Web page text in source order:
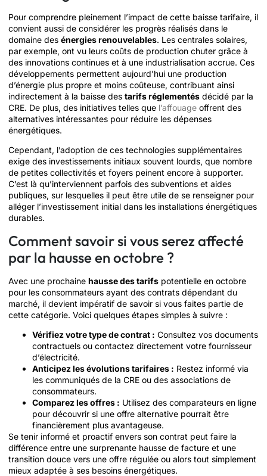
Pour comprendre pleinement l’impact de cette baisse tarifaire, il
convient aussi de considérer les progrès réalisés dans le
domaine des énergies renouvelables. Les centrales solaires,
par exemple, ont vu leurs coûts de production chuter grâce à
des innovations continues et à une industrialisation accrue. Ces
développements permettent aujourd’hui une production
d’énergie plus propre et moins coûteuse, contribuant ainsi
indirectement à la baisse des tarifs réglementés décidé par la
CRE. De plus, des initiatives telles que l’affouage offrent des
alternatives intéressantes pour réduire les dépenses
énergétiques.
Cependant, l’adoption de ces technologies supplémentaires
exige des investissements initiaux souvent lourds, que nombre
de petites collectivités et foyers peinent encore à supporter.
C’est là qu’interviennent parfois des subventions et aides
publiques, sur lesquelles il peut être utile de se renseigner pour
alléger l’investissement initial dans les installations énergétiques
durables.
Comment savoir si vous serez affecté
par la hausse en octobre ?
Avec une prochaine hausse des tarifs potentielle en octobre
pour les consommateurs ayant des contrats dépendant du
marché, il devient impératif de savoir si vous faites partie de
cette catégorie. Voici quelques étapes simples à suivre :
Vérifiez votre type de contrat : Consultez vos documents
contractuels ou contactez directement votre fournisseur
d’électricité.
Anticipez les évolutions tarifaires : Restez informé via
les communiqués de la CRE ou des associations de
consommateurs.
Comparez les offres : Utilisez des comparateurs en ligne
pour découvrir si une offre alternative pourrait être
financièrement plus avantageuse.
Se tenir informé et proactif envers son contrat peut faire la
différence entre une surprenante hausse de facture et une
transition douce vers une offre régulée ou alors tout simplement
mieux adaptée à ses besoins énergétiques.